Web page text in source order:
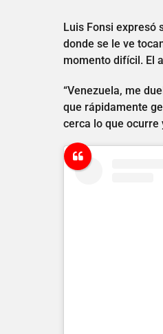
Luis Fonsi expresó
donde se le ve
momento difícil. El
“Venezuela, me
que rápidamente
cerca lo que ocurre